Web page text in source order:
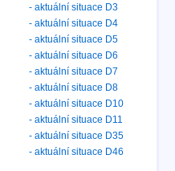
- aktuální situace D3
- aktuální situace D4
- aktuální situace D5
- aktuální situace D6
- aktuální situace D7
- aktuální situace D8
- aktuální situace D10
- aktuální situace D11
- aktuální situace D35
- aktuální situace D46